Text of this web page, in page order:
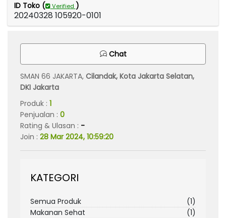
ID Toko ( Verified )
20240328 105920-0101
Chat
SMAN 66 JAKARTA, Cilandak, Kota Jakarta Selatan,
DKI Jakarta
Produk : 1
Penjualan : 0
Rating & Ulasan : -
Join : 28 Mar 2024, 10:59:20
KATEGORI
Semua Produk
(1)
Makanan Sehat
(1)